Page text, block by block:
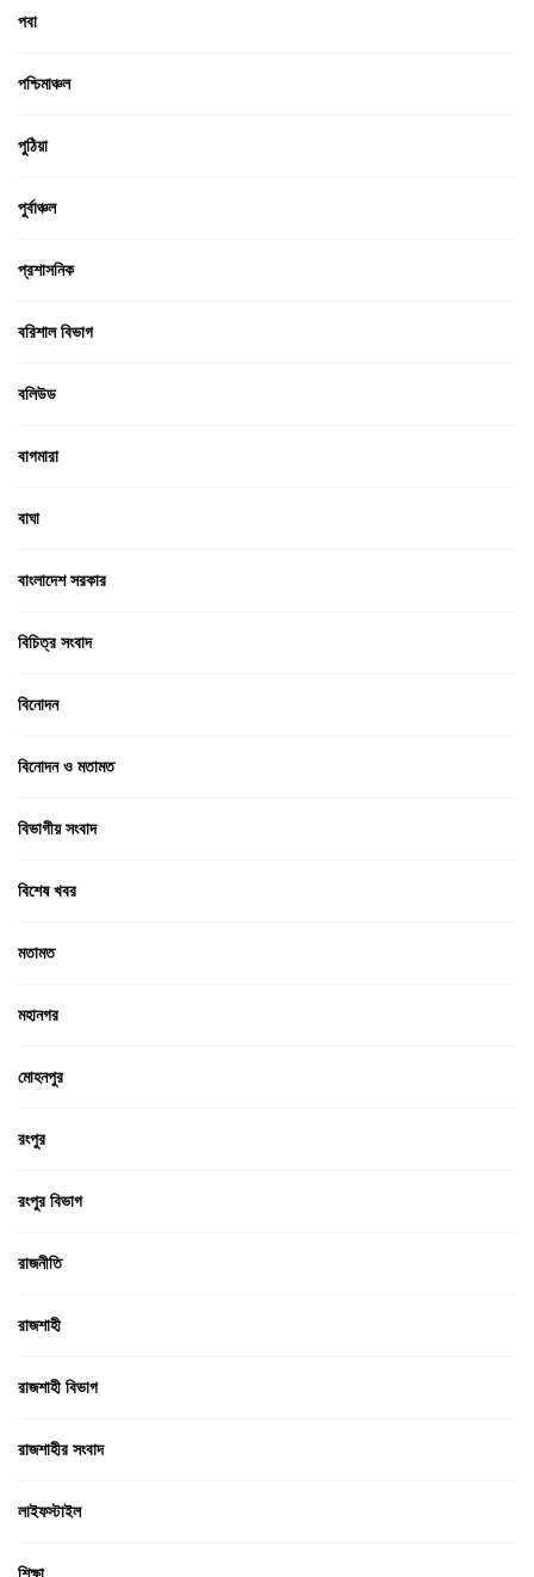
পবা
পশ্চিমাঞ্চল
পুঠিয়া
পুর্বাঞ্চল
প্রশাসনিক
বরিশাল বিভাগ
বলিউড
বাগমারা
বাঘা
বাংলাদেশ সরকার
বিচিত্র সংবাদ
বিনোদন
বিনোদন ও মতামত
বিভাগীয় সংবাদ
বিশেষ খবর
মতামত
মহানগর
মোহনপুর
রংপুর
রংপুর বিভাগ
রাজনীতি
রাজশাহী
রাজশাহী বিভাগ
রাজশাহীর সংবাদ
লাইফস্টাইল
শিক্ষা